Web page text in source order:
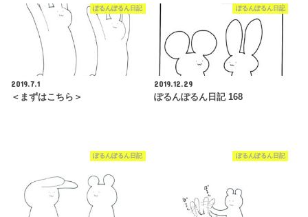
ぽるんぽるん日記
2019.7.1
＜まずはこちら＞
ぽるんぽるん日記
2019.12.29
ぽるんぽるん日記 168
ぽるんぽるん日記 ぽるんぽるん日記